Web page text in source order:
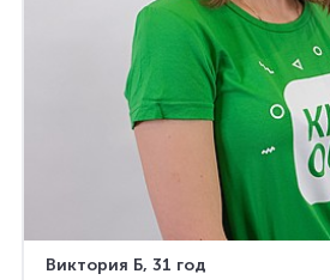
Виктория Б, 31 год